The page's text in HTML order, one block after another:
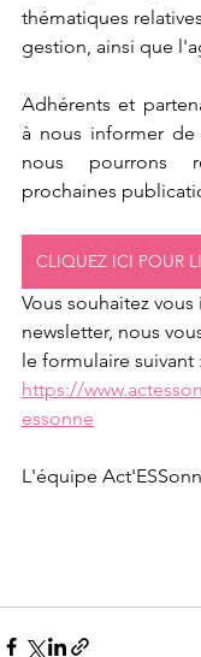
thématiques
gestion, ainsi que
Adhérents et
à nous informer de
nous pourrons
prochaines
Vous souhaitez vous
newsletter, nous
le formulaire suivant :
https://
essonne
L'équipe